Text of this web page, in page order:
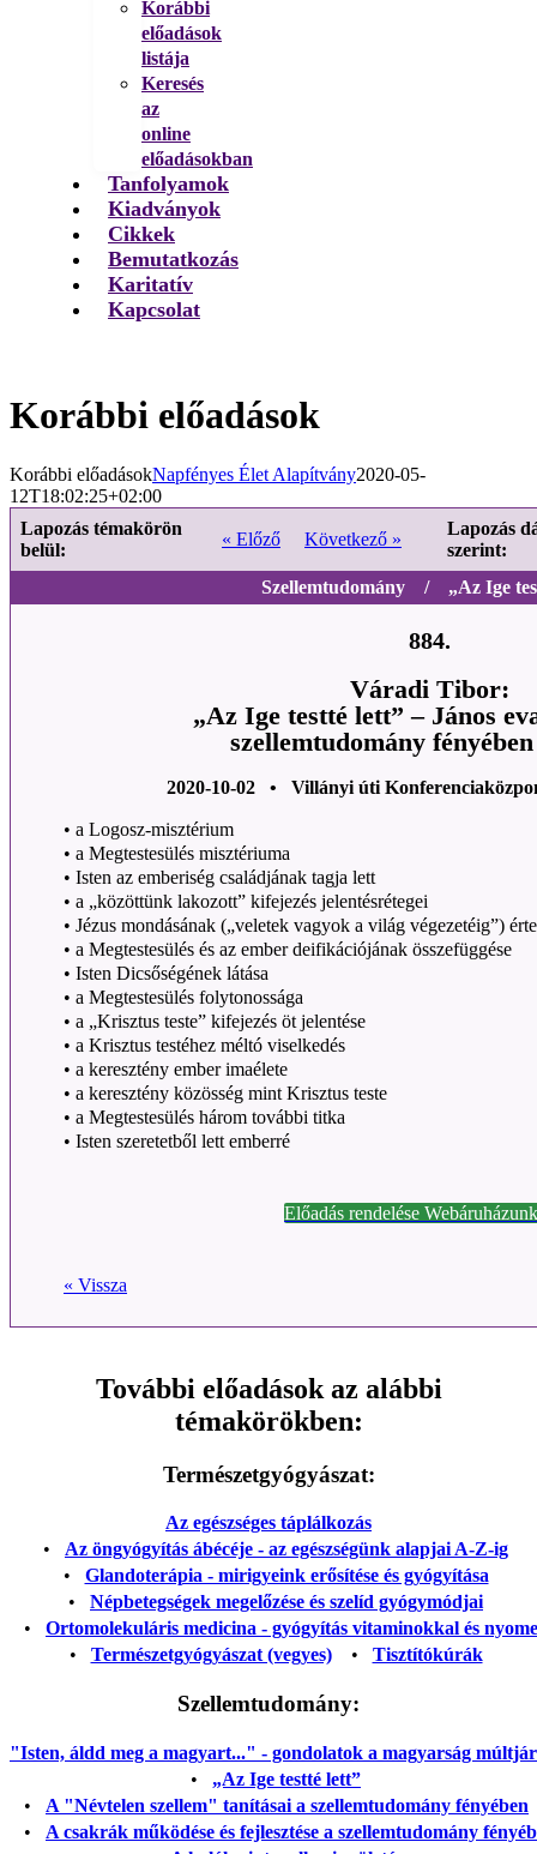
Korábbi
előadások
listája
Keresés
az
online
előadásokban
Tanfolyamok
Kiadványok
Cikkek
Bemutatkozás
Karitatív
Kapcsolat
Korábbi előadások
Korábbi előadásokNapfényes Élet Alapítvány2020-05-
12T18:02:25+02:00
Lapozás témakörön
belül:
« Előző Következő »
Lapozás
szerint:
Szellemtudomány / „Az Ige
884.
Váradi Tibor:
„Az Ige testté lett” – János
szellemtudomány
2020-10-02 • Villányi úti
• a Logosz-misztérium
• a Megtestesülés misztériuma
• Isten az emberiség családjának tagja lett
• a „közöttünk lakozott” kifejezés jelentésrétegei
• Jézus mondásának („veletek vagyok a világ végezetéig”)
• a Megtestesülés és az ember deifikációjának összefüggése
• Isten Dicsőségének látása
• a Megtestesülés folytonossága
• a „Krisztus teste” kifejezés öt jelentése
• a Krisztus testéhez méltó viselkedés
• a keresztény ember imaélete
• a keresztény közösség mint Krisztus teste
• a Megtestesülés három további titka
• Isten szeretetből lett emberré
Előadás rendelése
« Vissza
További előadások az alábbi
témakörökben:
Természetgyógyászat:
Az egészséges táplálkozás
• Az öngyógyítás ábécéje - az egészségünk alapjai A-Z-ig
• Glandoterápia - mirigyeink erősítése és gyógyítása
• Népbetegségek megelőzése és szelíd gyógymódjai
• Ortomolekuláris medicina - gyógyítás vitaminokkal és
• Természetgyógyászat (vegyes)• Tisztítókúrák
Szellemtudomány:
"Isten, áldd meg a magyart..." - gondolatok a magyarság
• „Az Ige testté lett”
• A "Névtelen szellem" tanításai a szellemtudomány fényében
• A csakrák működése és fejlesztése a szellemtudomány